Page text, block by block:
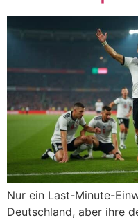
Nur ein Last-Minute-
Deutschland, aber ihre